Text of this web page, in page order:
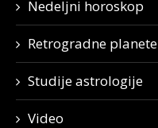
Nedeljni horoskop
Retrogradne planete
Studije astrologije
Video